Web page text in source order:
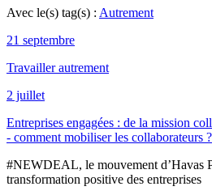
Avec le(s) tag(s) : Autrement
21 septembre
Travailler autrement
2 juillet
Entreprises engagées : de la mission
- comment mobiliser les collaborateurs ?
#NEWDEAL, le mouvement d’Havas
transformation positive des entreprises